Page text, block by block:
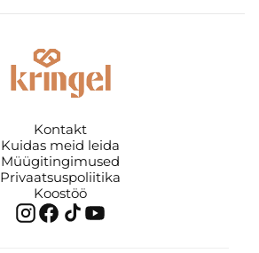
Kontakt
Kuidas meid leida
Müügitingimused
Privaatsuspoliitika
Koostöö